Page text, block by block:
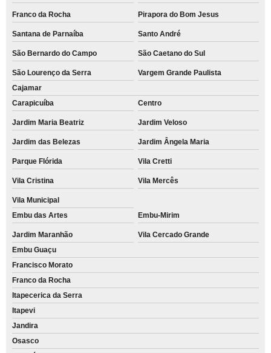
Franco da Rocha Pirapora do Bom Jesus
Santana de Parnaíba Santo André
São Bernardo do Campo São Caetano do Sul
São Lourenço da Serra
Vargem Grande Paulista
Cajamar
Carapicuíba
Centro
Jardim Maria Beatriz Jardim Veloso
Jardim das Belezas Jardim Ângela Maria
Parque Flórida Vila Cretti
Vila Cristina Vila Mercês
Vila Municipal
Embu das Artes
Embu-Mirim
Jardim Maranhão
Vila Cercado Grande
Embu Guaçu
Francisco Morato
Franco da Rocha
Itapecerica da Serra
Itapevi
Jandira
Osasco